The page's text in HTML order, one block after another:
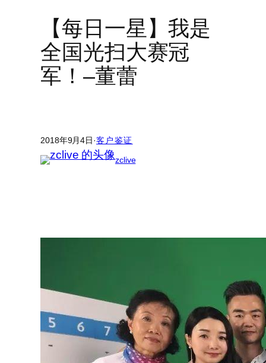
【每日一星】我是
全国光扫大赛冠
军！–董蕾
2018年9月4日·客户鉴证
zclive